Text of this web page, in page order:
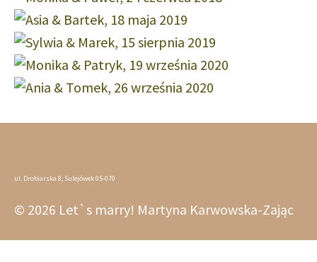
ul. Drobiarska 8, Sulejówek 05-070
© 2026 Let`s marry! Martyna Karwowska-Zając